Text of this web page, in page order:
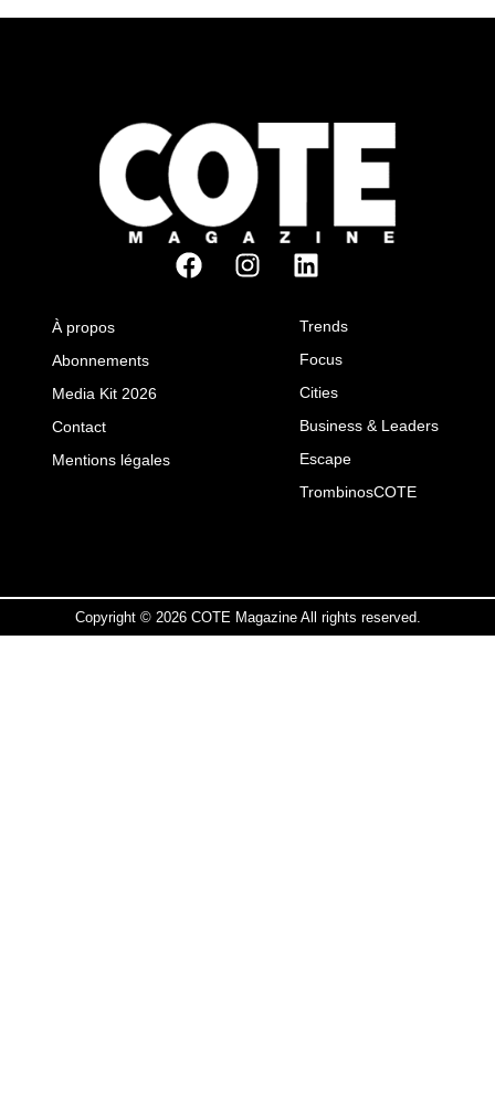
À propos
Abonnements
Media Kit 2026
Contact
Mentions légales
Trends
Focus
Cities
Business & Leaders
Escape
TrombinosCOTE
Copyright © 2026 COTE Magazine All rights reserved.